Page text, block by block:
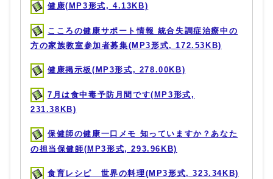
健康(MP3形式, 4.13KB)
こころの健康サポート情報 統合失調症治療中の
方の家族教室参加者募集(MP3形式, 172.53KB)
健康掲示板(MP3形式, 278.00KB)
7月は食中毒予防月間です(MP3形式,
231.38KB)
保健師の健康一口メモ 知っていますか？あなた
の担当保健師(MP3形式, 293.96KB)
食育レシピ 世界の料理(MP3形式, 323.34KB)